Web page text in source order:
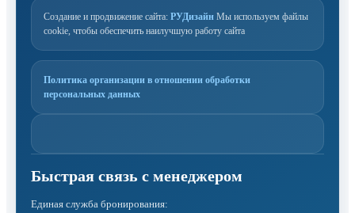
Создание и продвижение сайта: РУДизайн Мы используем файлы
cookie, чтобы обеспечить наилучшую работу сайта
Политика организации в отношении обработки
персональных данных
Единая служба бронирования: